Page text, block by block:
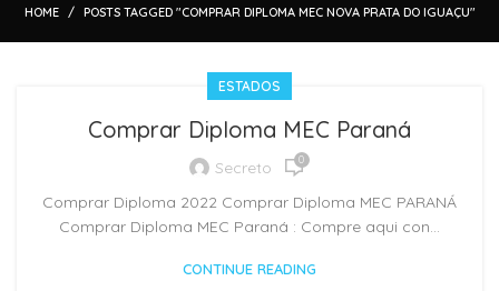
HOME POSTS TAGGED "COMPRAR DIPLOMA MEC NOVA PRATA DO IGUAÇU"
ESTADOS
Comprar Diploma MEC Paraná
Secreto 0
Comprar Diploma 2022 Comprar Diploma MEC PARANÁ
Comprar Diploma MEC Paraná : Compre aqui con...
CONTINUE READING